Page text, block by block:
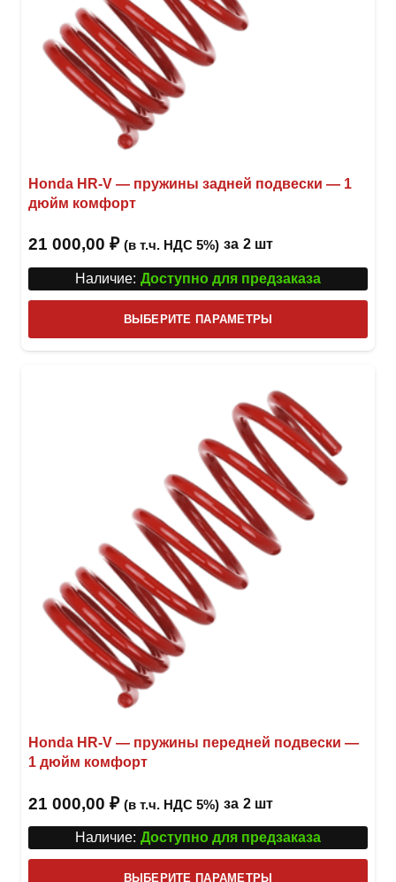
Honda HR-V — пружины задней подвески — 1
дюйм комфорт
21 000,00 ₽ (в т.ч. НДС 5%) за 2 шт
Наличие: Доступно для предзаказа
ВЫБЕРИТЕ ПАРАМЕТРЫ
товар
Honda HR-V — пружины передней подвески —
1 дюйм комфорт
21 000,00 ₽ (в т.ч. НДС 5%) за 2 шт
Наличие: Доступно для предзаказа
ВЫБЕРИТЕ ПАРАМЕТРЫ